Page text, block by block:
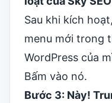
Sau khi kích
menu mới trong
WordPress của
Bấm vào nó.
Bước 3: Này!